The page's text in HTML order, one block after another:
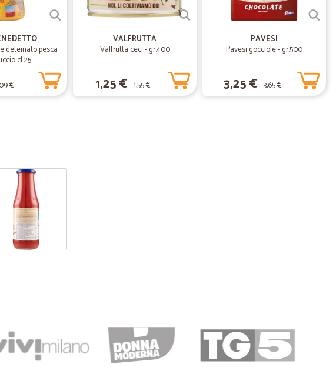
deteinato pesca
cl.25
€
VALFRUTTA
Valfrutta ceci - gr.400
1,25 € 1,55 €
PAVESI
Pavesi gocciole - gr.500
3,25 € 3,65 €